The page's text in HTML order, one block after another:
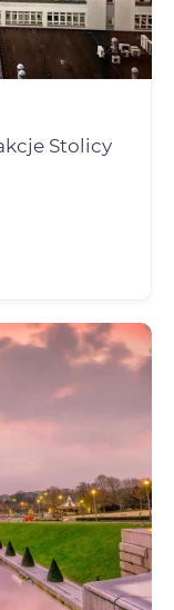
Stolicy